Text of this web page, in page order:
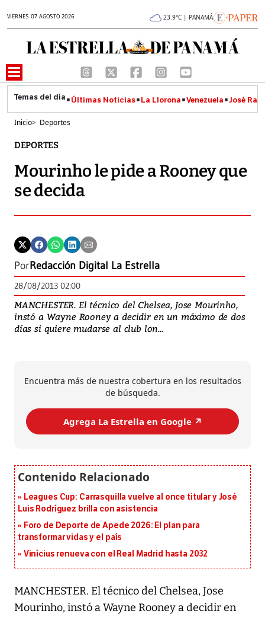
VIERNES 07 AGOSTO 2026 23.9°C | PANAMÁ
Últimas Noticias La Llorona Venezuela José
Inicio> Deportes
DEPORTES
Mourinho le pide a Rooney que
se decida
PorRedacción Digital La Estrella
28/08/2013 02:00
MANCHESTER. El técnico del Chelsea, Jose Mourinho,
instó a Wayne Rooney a decidir en un máximo de dos
días si quiere mudarse al club lon...
Encuentra más de nuestra cobertura en los resultados
de búsqueda.
Agrega La Estrella en Google ↗️
Leagues Cup: Carrasquilla vuelve al once titular y José
Luis Rodríguez brilla con asistencia
Foro de Deporte de Apede 2026: El plan para
transformar vidas y el país
Vinícius renueva con el Real Madrid hasta 2032
MANCHESTER. El técnico del Chelsea, Jose
Mourinho, instó a Wayne Rooney a decidir en